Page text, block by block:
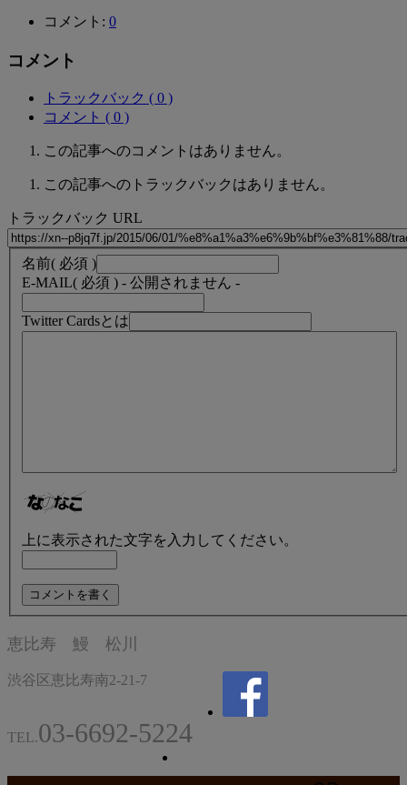
コメント: 0
コメント
トラックバック ( 0 )
コメント ( 0 )
この記事へのコメントはありません。
この記事へのトラックバックはありません。
トラックバック URL
名前( 必須 )
E-MAIL( 必須 ) - 公開されません -
Twitter Cardsとは
上に表示された文字を入力してください。
恵比寿 鰻 松川
渋谷区恵比寿南2-21-7
TEL.03-6692-5224